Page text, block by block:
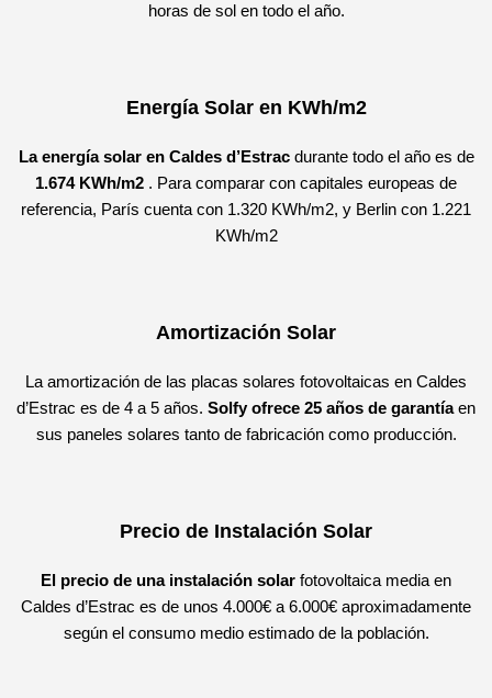
horas de sol en todo el año.
Energía Solar en KWh/m2
La energía solar en Caldes d’Estracdurante todo el año es de
1.674 KWh/m2 . Para comparar con capitales europeas de
referencia, París cuenta con 1.320 KWh/m2, y Berlin con 1.221
KWh/m2
Amortización Solar
La amortización de las placas solares fotovoltaicas en Caldes
d’Estrac es de 4 a 5 años. Solfy ofrece 25 años de garantíaen
sus paneles solares tanto de fabricación como producción.
Precio de Instalación Solar
El precio de una instalación solar fotovoltaica media en
Caldes d’Estrac es de unos 4.000€ a 6.000€ aproximadamente
según el consumo medio estimado de la población.